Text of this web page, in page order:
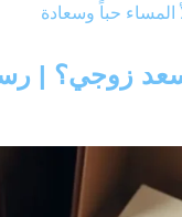
المساء حباً وسعادة
تسعد زوجي؟ |